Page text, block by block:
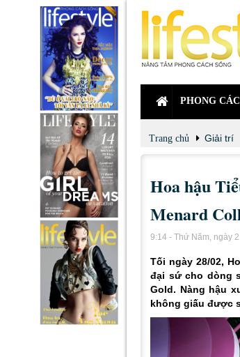
PHONG
Trang chủ Giải trí
Hoa hậu
Menard
9:14 - Thứ Năm, ngày
Tối ngày 28/02,
đại sứ cho dòng
Gold. Nàng hậu
không giấu được